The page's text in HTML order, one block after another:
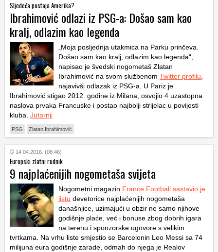
Sljedeća postaja Amerika?
Ibrahimović odlazi iz PSG-a: Došao sam kao
kralj, odlazim kao legenda
„Moja posljednja utakmica na Parku prinčeva.
Došao sam kao kralj, odlazim kao legenda“,
napisao je švedski nogometaš Zlatan
Ibrahimović na svom službenom Twitter profilu,
najavivši odlazak iz PSG-a. U Pariz je
Ibrahimović stigao 2012. godine iz Milana, osvojio 4 uzastopna
naslova prvaka Francuske i postao najbolji strijelac u povijesti
kluba. Jutarnji
PSG Zlatan Ibrahimović
14.04.2016. (08:46)
Europski zlatni rudnik
9 najplaćenijih nogometaša svijeta
Nogometni magazin France Football sastavio je
listu devetorice najplaćenijih nogometaša
današnjice, uzimajući u obzir ne samo njihove
godišnje plaće, već i bonuse zbog dobrih igara
na terenu i sponzorske ugovore s velikim
tvrtkama. Na vrhu liste smjestio se Barcelonin Leo Messi sa 74
milijuna eura godišnje zarade, odmah do njega je Realov